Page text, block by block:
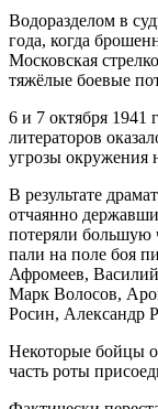
Водоразделом в
года, когда
Московская
тяжёлые боевые
6 и 7 октября 1941
литераторов
угрозы окружения
В результате
отчаянно
потеряли большую
пали на поле боя
Афромеев,
Марк Волосов,
Росин, Александр
Некоторые бойцы
часть роты